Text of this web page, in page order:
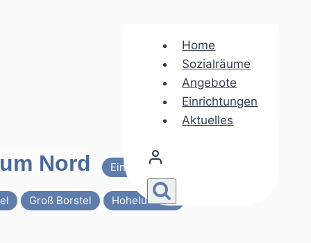
Home
Sozialräume
Angebote
Einrichtungen
Aktuelles
Nord Einrichtung
Groß Borstel Hoheluft-Ost